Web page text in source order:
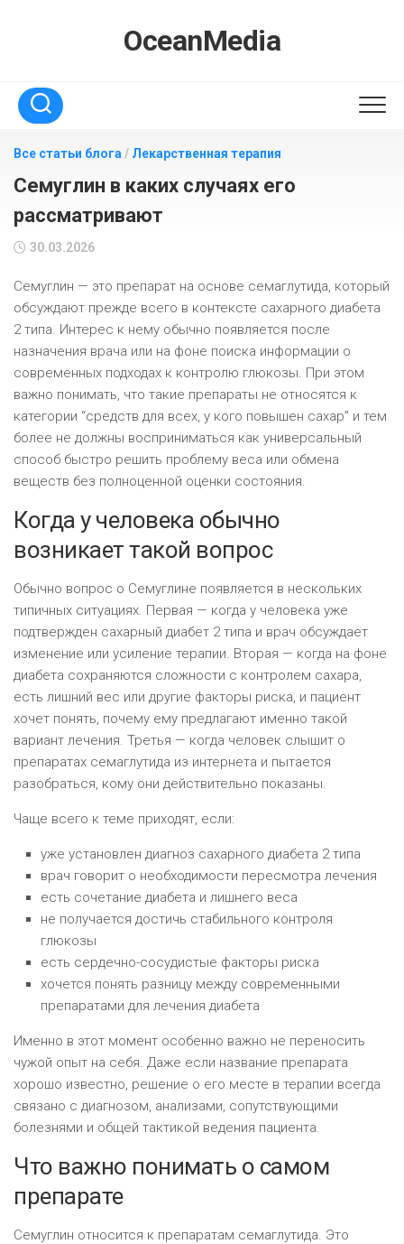
OceanMedia
Все статьи блога / Лекарственная терапия
Семуглин в каких случаях его
рассматривают
30.03.2026
Семуглин — это препарат на основе семаглутида, который
обсуждают прежде всего в контексте сахарного диабета
2 типа. Интерес к нему обычно появляется после
назначения врача или на фоне поиска информации о
современных подходах к контролю глюкозы. При этом
важно понимать, что такие препараты не относятся к
категории “средств для всех, у кого повышен сахар” и тем
более не должны восприниматься как универсальный
способ быстро решить проблему веса или обмена
веществ без полноценной оценки состояния.
Когда у человека обычно
возникает такой вопрос
Обычно вопрос о Семуглине появляется в нескольких
типичных ситуациях. Первая — когда у человека уже
подтвержден сахарный диабет 2 типа и врач обсуждает
изменение или усиление терапии. Вторая — когда на фоне
диабета сохраняются сложности с контролем сахара,
есть лишний вес или другие факторы риска, и пациент
хочет понять, почему ему предлагают именно такой
вариант лечения. Третья — когда человек слышит о
препаратах семаглутида из интернета и пытается
разобраться, кому они действительно показаны.
Чаще всего к теме приходят, если:
уже установлен диагноз сахарного диабета 2 типа
врач говорит о необходимости пересмотра лечения
есть сочетание диабета и лишнего веса
не получается достичь стабильного контроля
глюкозы
есть сердечно-сосудистые факторы риска
хочется понять разницу между современными
препаратами для лечения диабета
Именно в этот момент особенно важно не переносить
чужой опыт на себя. Даже если название препарата
хорошо известно, решение о его месте в терапии всегда
связано с диагнозом, анализами, сопутствующими
болезнями и общей тактикой ведения пациента.
Что важно понимать о самом
препарате
Семуглин относится к препаратам семаглутида. Это